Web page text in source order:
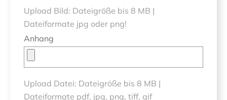
Upload Bild: Dateigröße bis 8 MB |
Dateiformate jpg oder png!
Anhang
Upload Datei: Dateigröße bis 8 MB |
Dateiformate pdf, jpg, png, tiff, gif